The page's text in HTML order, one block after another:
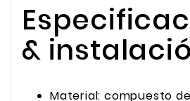
&
Material: compuesto